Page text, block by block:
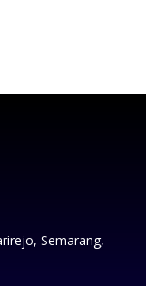
Semarang,